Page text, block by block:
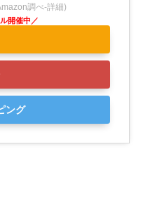
調べ-詳細)
ング